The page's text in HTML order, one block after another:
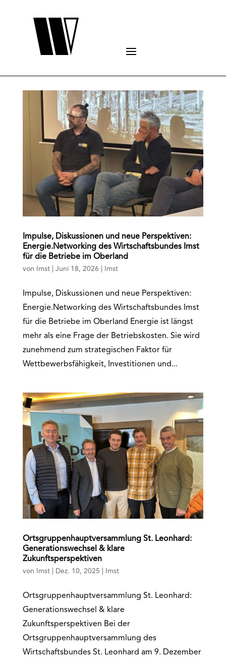
Impulse, Diskussionen und neue Perspektiven:
Energie.Networking des Wirtschaftsbundes Imst
für die Betriebe im Oberland
von Imst| Juni 18, 2026 Imst
Impulse, Diskussionen und neue Perspektiven:
Energie.Networking des Wirtschaftsbundes Imst
für die Betriebe im Oberland Energie ist längst
mehr als eine Frage der Betriebskosten. Sie wird
zunehmend zum strategischen Faktor für
Wettbewerbsfähigkeit, Investitionen und...
Ortsgruppenhauptversammlung St. Leonhard:
Generationswechsel & klare
Zukunftsperspektiven
von Imst| Dez. 10, 2025 Imst
Ortsgruppenhauptversammlung St. Leonhard:
Generationswechsel & klare
Zukunftsperspektiven Bei der
Ortsgruppenhauptversammlung des
Wirtschaftsbundes St. Leonhard am 9. Dezember